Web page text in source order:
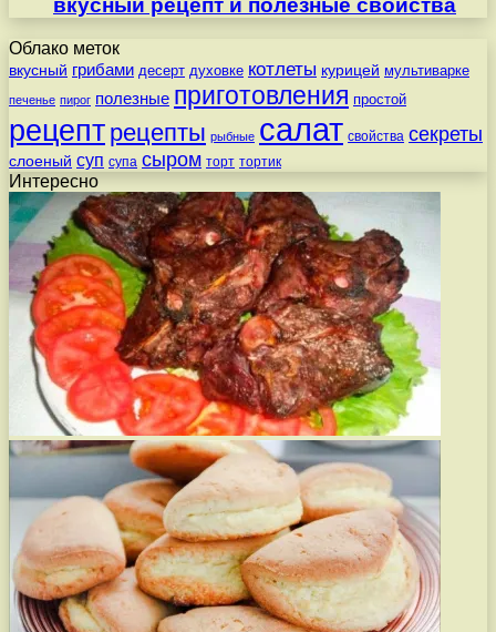
вкусный рецепт и полезные свойства
Облако меток
вкусный грибами десерт духовке котлеты курицей мультиварке
печенье пирог полезные приготовления простой
рецепт рецепты рыбные салат свойства секреты
слоеный суп супа сыром торт тортик
Интересно